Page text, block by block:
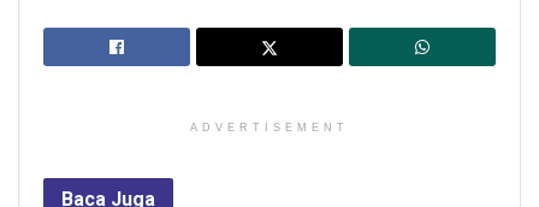
ADVERTISEMENT
Baca Juga